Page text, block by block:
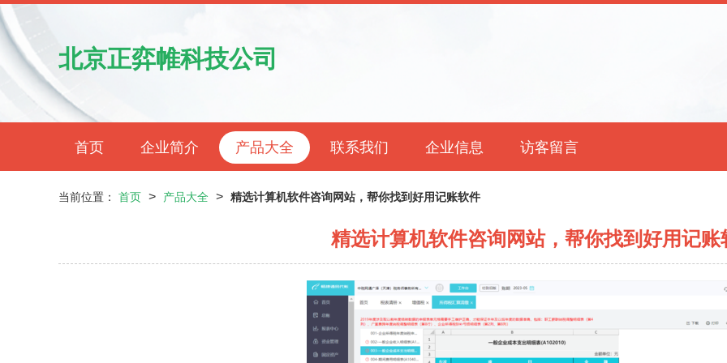
北京正弈帷科技公司
首页 企业简介 产品大全 联系我们 企业信息 访客留言
当前位置： 首页 > 产品大全 > 精选计算机软件咨询网站，帮你找到好用记账软件
精选计算机软件咨询网站，帮你找到好用记账